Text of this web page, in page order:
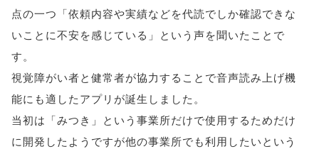
点の一つ「依頼内容や実績などを代読でしか確認できな
いことに不安を感じている」という声を聞いたことで
す。
視覚障がい者と健常者が協力することで音声読み上げ機
能にも適したアプリが誕生しました。
当初は「みつき」という事業所だけで使用するためだけ
に開発したようですが他の事業所でも利用したいという